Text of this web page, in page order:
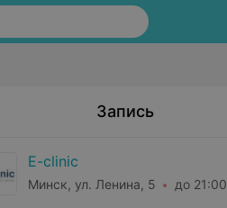
Запись
E-clinic
Минск, ул. Ленина, 5 до 21:00